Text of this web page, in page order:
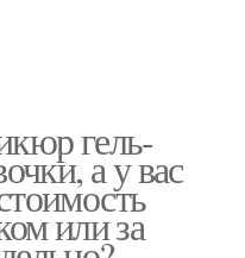
гель-
а у вас
или за